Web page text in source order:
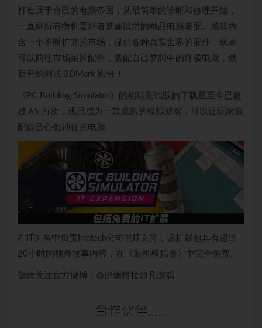
打造属于自己的电脑帝国，从最简单的诊断和修理开始，
一直到所有攒机爱好者梦寐以求的精品电脑装配。游戏内
含一个不断扩充的市场，提供各种真实世界的配件，玩家
可以前往市场采购配件，装配自己梦想中的终极电脑，然
后开始测试 3DMark 跑分！
《PC Building Simulator》的初期测试版的下载量至今已超
过 65 万次，现已成为一款成熟的模拟游戏，可以让玩家装
配自己心弛神往的电脑。
在IT扩展中负责Irratech公司的IT支持，该扩展包具有超过
20小时的额外故事内容，在《装机模拟器》中完全免费。
敬请关注官方微博： @伊瑞格拉超凡游戏